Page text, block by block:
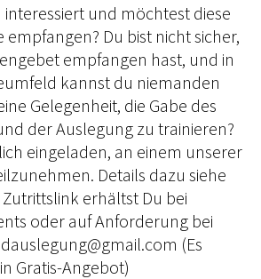
interessiert und möchtest diese
empfangen? Du bist nicht sicher,
empfangen hast, und in
kannst du niemanden
Gelegenheit, die Gabe des
der Auslegung zu trainieren?
eingeladen, an einem unserer
Details dazu siehe
erhältst Du bei
oder auf Anforderung bei
(Es
Gratis-Angebot)